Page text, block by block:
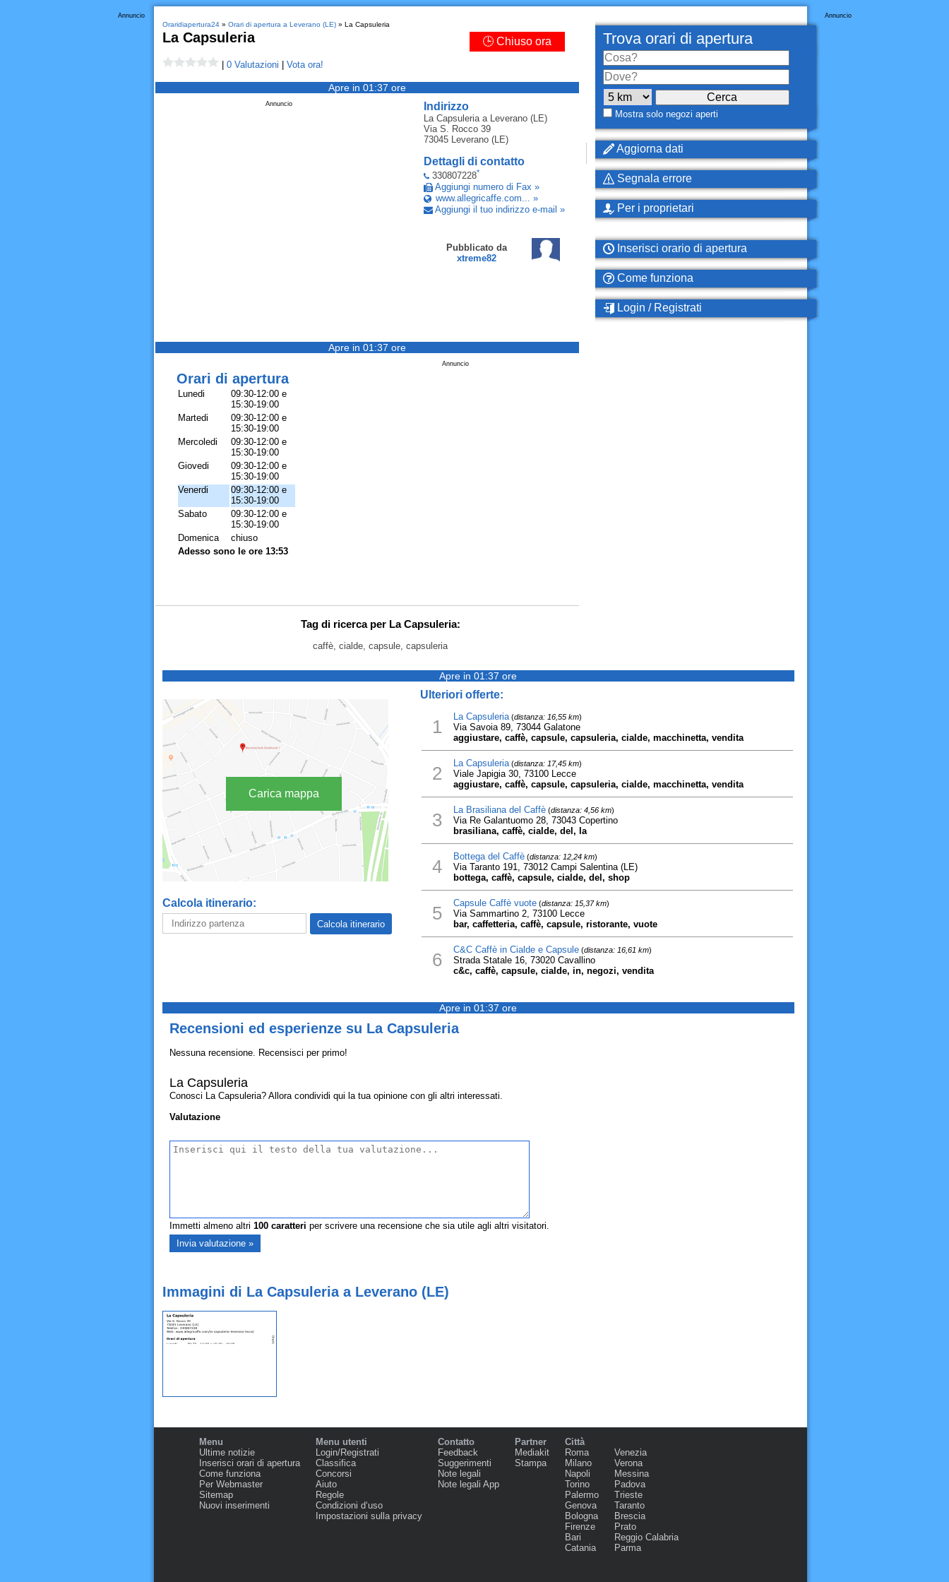
Annuncio
Oraridiapertura24» Orari di apertura a Leverano (LE)» La Capsuleria
La Capsuleria 🕒 Chiuso ora
0 Valutazioni Vota ora!
Apre in 01:37 ore
Indirizzo
La Capsuleriaa Leverano (LE)
Via S. Rocco 39
73045 Leverano (LE)
Dettagli di contatto
330807228*
Aggiungi numero di Fax »
www.allegricaffe.com... »
Aggiungi il tuo indirizzo e-mail »
Pubblicato da
xtreme82
Annuncio
Apre in 01:37 ore
Annuncio
Orari di apertura
Lunedi
09:30-12:00 e
15:30-19:00
Martedi
09:30-12:00 e
15:30-19:00
Mercoledi
09:30-12:00 e
15:30-19:00
Giovedi
09:30-12:00 e
15:30-19:00
Venerdi
09:30-12:00 e
15:30-19:00
Sabato
09:30-12:00 e
15:30-19:00
Domenica
chiuso
Adesso sono le ore 13:53
Tag di ricerca per La Capsuleria:
caffè, cialde, capsule, capsuleria
Annuncio
Trova orari di apertura
Mostra solo negozi aperti
Aggiorna dati
Segnala errore
Per i proprietari
Inserisci orario di apertura
Come funziona
Login / Registrati
Apre in 01:37 ore
Carica mappa
Calcola itinerario:
Ulteriori offerte:
1 La Capsuleria(distanza: 16,55 km)
Via Savoia 89, 73044 Galatone
aggiustare, caffè, capsule, capsuleria, cialde, macchinetta, vendita
2 La Capsuleria(distanza: 17,45 km)
Viale Japigia 30, 73100 Lecce
aggiustare, caffè, capsule, capsuleria, cialde, macchinetta, vendita
3 La Brasiliana del Caffè(distanza: 4,56 km)
Via Re Galantuomo 28, 73043 Copertino
brasiliana, caffè, cialde, del, la
4 Bottega del Caffè(distanza: 12,24 km)
Via Taranto 191, 73012 Campi Salentina (LE)
bottega, caffè, capsule, cialde, del, shop
5 Capsule Caffè vuote(distanza: 15,37 km)
Via Sammartino 2, 73100 Lecce
bar, caffetteria, caffè, capsule, ristorante, vuote
6 C&C Caffè in Cialde e Capsule(distanza: 16,61 km)
Strada Statale 16, 73020 Cavallino
c&c, caffè, capsule, cialde, in, negozi, vendita
Apre in 01:37 ore
Recensioni ed esperienze su La Capsuleria
Nessuna recensione. Recensisci per primo!
La Capsuleria
Conosci La Capsuleria? Allora condividi qui la tua opinione con gli altri interessati.
Valutazione
Immetti almeno altri 100caratteri per scrivere una recensione che sia utile agli altri visitatori.
Immagini di La Capsuleria a Leverano (LE)
Menu
Ultime notizie
Inserisci orari di apertura
Come funziona
Per Webmaster
Sitemap
Nuovi inserimenti
Menu utenti
Login/Registrati
Classifica
Concorsi
Aiuto
Regole
Condizioni d‘uso
Impostazioni sulla privacy
Contatto
Feedback
Suggerimenti
Note legali
Note legali App
Partner
Mediakit
Stampa
Città
Roma
Milano
Napoli
Torino
Palermo
Genova
Bologna
Firenze
Bari
Catania
Venezia
Verona
Messina
Padova
Trieste
Taranto
Brescia
Prato
Reggio Calabria
Parma